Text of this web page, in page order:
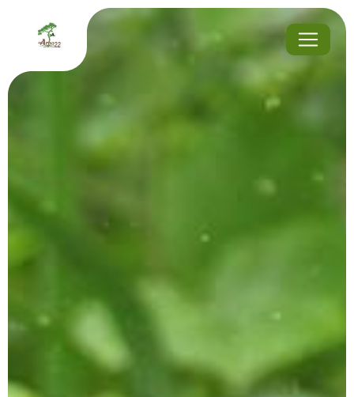
Panneau de gestion des cookies